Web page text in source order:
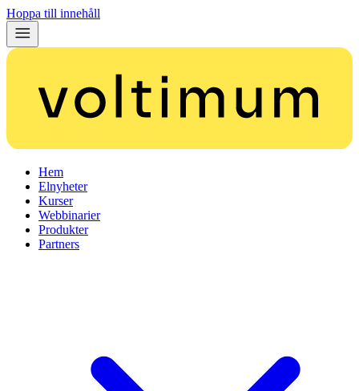
Hoppa till innehåll
Hem
Elnyheter
Kurser
Webbinarier
Produkter
Partners